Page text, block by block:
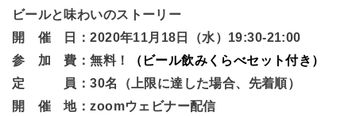
ビールと味わいのストーリー
開 催 日：2020年11月18日（水）19:30-21:00
参 加 費：無料！
（ビール飲みくらべセット付き）
定 員：30名（上限に達した場合、先着順）
開 催 地：zoomウェビナー配信